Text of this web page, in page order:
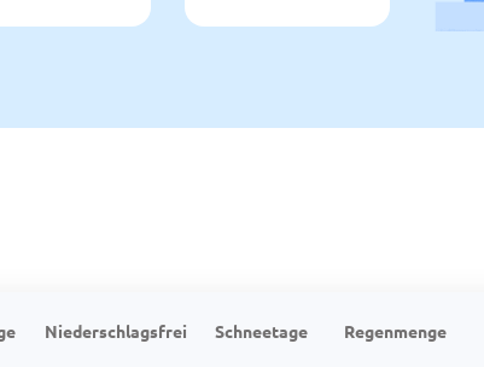
Niederschlagsfrei Schneetage Regenmenge